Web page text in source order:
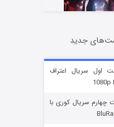
سریال زشت
منتشر شد
جدید
اول سریال اعتراف
چهارم سریال کوری با